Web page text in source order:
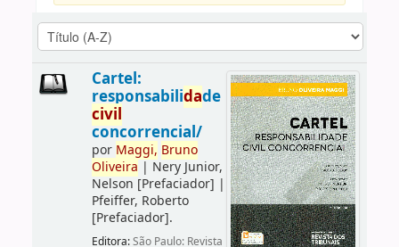
Cartel:
responsabilidade
civil
concorrencial/
por Maggi, Bruno
Oliveira | Nery Junior,
Nelson [Prefaciador] |
Pfeiffer, Roberto
[Prefaciador].
Editora:São Paulo: Revista